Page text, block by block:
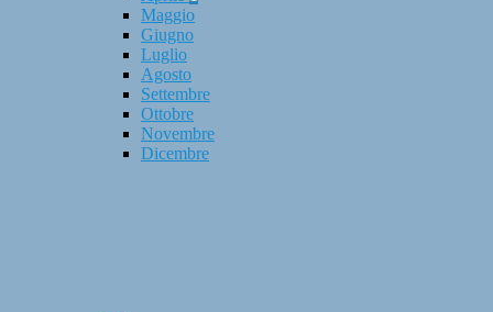
Maggio
Giugno
Luglio
Agosto
Settembre
Ottobre
Novembre
Dicembre